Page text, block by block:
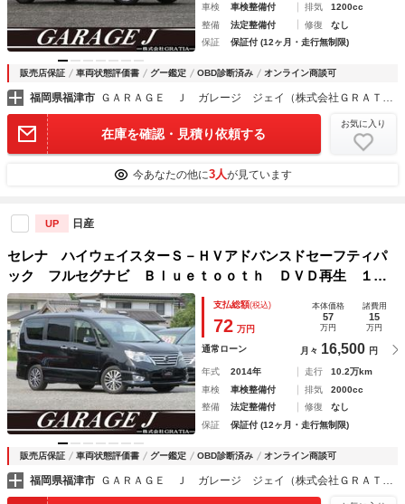
車検
車検整備付 排気
1200cc
整備
法定整備付 修復
なし
保証
保証付 (12ヶ月・走行無制限)
販売店保証 車両状態評価書 グー鑑定 OBD診断済み オンライン商談可
福岡県福津市 ＧＡＲＡＧＥ Ｊ ガレージ ジェイ（株式会社ＧＲＡＴＩＡ）
在庫を確認・見積り依頼する
お気に入り
今あなたの他に3人が見ています
UP 日産
セレナ ハイウェイスターＳ－ＨＶアドバンスドセーフティパ
ック フルセグナビ Ｂｌｕｅｔｏｏｔｈ ＤＶＤ再生 １年
保証 ドラレコ前後 アラウンドビュー 後席モニター エマ
ブレ タイヤ４本新品 両側電動スライドドア ＥＴＣ オー
トクルーズ スマートキー２個 Ａライト
支払総額(税込)
72 万円
本体価格
57
万円
諸費用
15
万円
通常ローン 月々 16,500 円
年式 2014年 走行
10.2万km
車検
車検整備付 排気
2000cc
整備
法定整備付 修復
なし
保証
保証付 (12ヶ月・走行無制限)
販売店保証 車両状態評価書 グー鑑定 OBD診断済み オンライン商談可
福岡県福津市